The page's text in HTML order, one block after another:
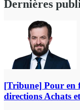
Dernières
[Tribune] Pour en
directions Achats